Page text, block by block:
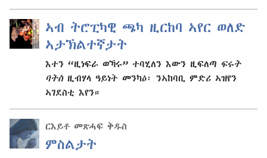
ኣብ ትሮፒካዊ ጫካ ዚርከባ ኣየር ወለድ
ኣታኽልተኛታት
እተን “ዚነፍራ ወኻሩ” ተባሂለን እውን ዚፍለጣ ፍሩት
ባትስዚብሃላ ዓይነት መንካዕ፡ ንኣከባቢ ምድሪ ኣዝየን
ኣገደስቲ እየን።
ርእይቶ መጽሓፍ ቅዱስ
ምስልታት